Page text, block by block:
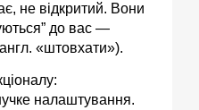
не відкритий. Вони
до вас —
англ. «штовхати»).
налаштування.